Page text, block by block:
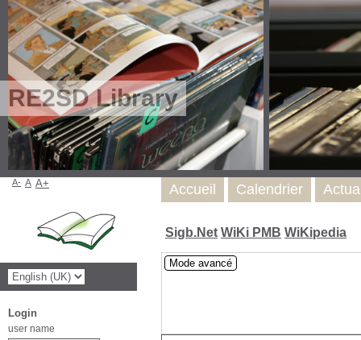
RE2SD Library
Sigb.Net WiKi PMB WiKipedia
Mode avancé
Accueil Calendrier
A- A A+
Login
user name